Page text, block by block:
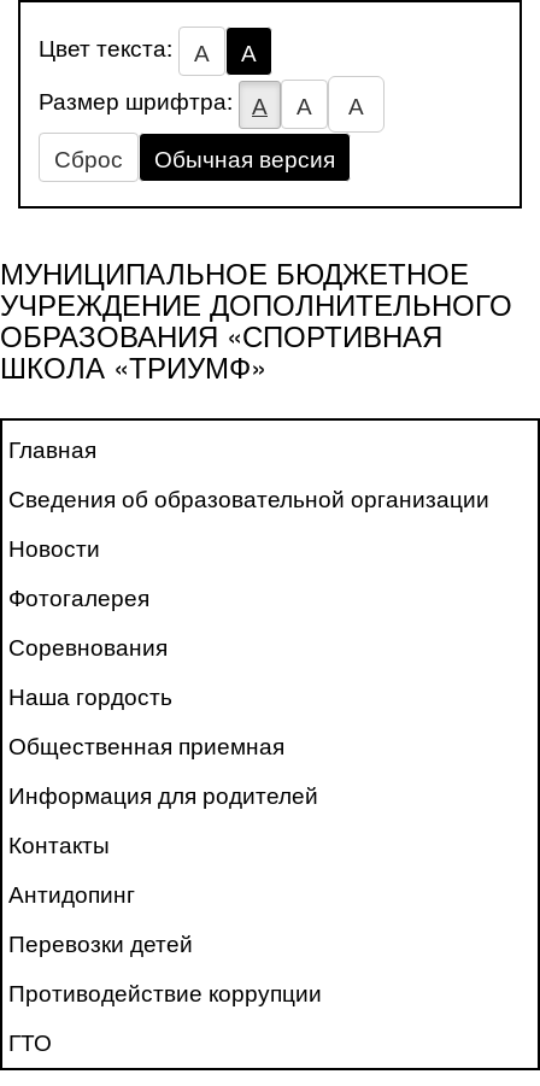
Цвет текста: А
А
Размер шрифтра:
А А
А
Сброс
Обычная версия
МУНИЦИПАЛЬНОЕ БЮДЖЕТНОЕ
УЧРЕЖДЕНИЕ ДОПОЛНИТЕЛЬНОГО
ОБРАЗОВАНИЯ «СПОРТИВНАЯ
ШКОЛА «ТРИУМФ»
Главная
Сведения об образовательной организации
Новости
Фотогалерея
Соревнования
Наша гордость
Общественная приемная
Информация для родителей
Контакты
Антидопинг
Перевозки детей
Противодействие коррупции
ГТО